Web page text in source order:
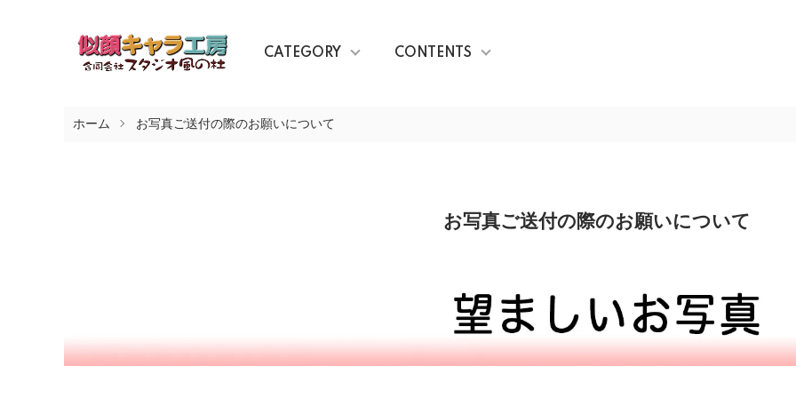
CATEGORY CONTENTS
ホーム お写真ご送付の際のお願いについて
お写真ご送付の際のお願いについて